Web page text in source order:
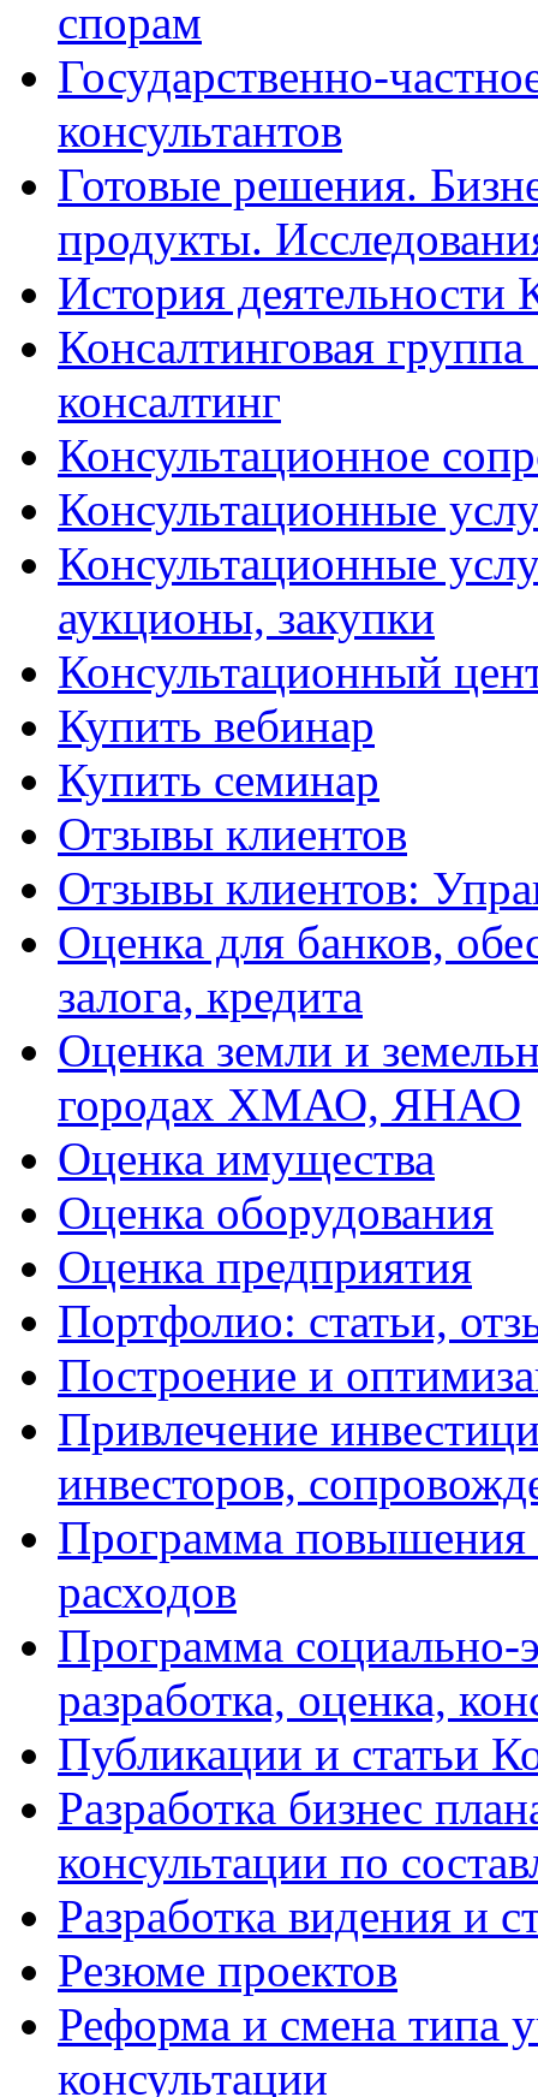
спорам
Государственно-
консультантов
Готовые решения.
продукты.
История деятельности
Консалтинговая
консалтинг
Консультационное
Консультационные
Консультационные
аукционы, закупки
Консультационный
Купить вебинар
Купить семинар
Отзывы клиентов
Отзывы клиентов:
Оценка для банков,
залога, кредита
Оценка земли и
городах ХМАО, ЯНАО
Оценка имущества
Оценка оборудования
Оценка предприятия
Портфолио: статьи,
Построение и
Привлечение
инвесторов,
Программа
расходов
Программа социально-
разработка, оценка,
Публикации и статьи
Разработка бизнес
консультации по
Разработка видения и
Резюме проектов
Реформа и смена типа
консультации